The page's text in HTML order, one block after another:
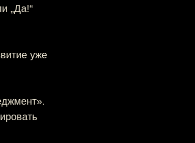
„Да!“
уже